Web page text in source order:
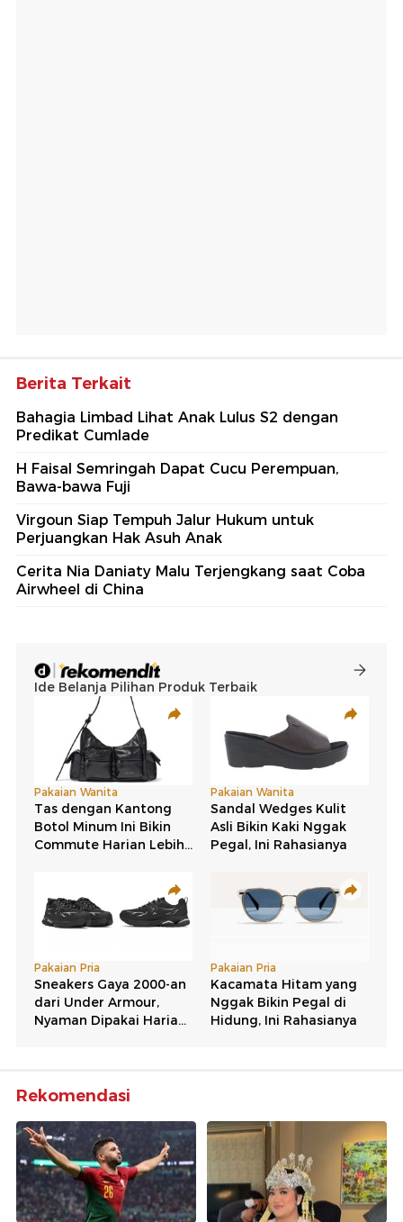
Berita Terkait
Bahagia Limbad Lihat Anak Lulus S2 dengan
Predikat Cumlade
H Faisal Semringah Dapat Cucu Perempuan,
Bawa-bawa Fuji
Virgoun Siap Tempuh Jalur Hukum untuk
Perjuangkan Hak Asuh Anak
Cerita Nia Daniaty Malu Terjengkang saat Coba
Airwheel di China
Rekomendasi